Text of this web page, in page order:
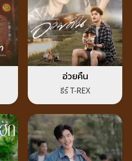
อ่วยคืน
ธีร์ T-REX